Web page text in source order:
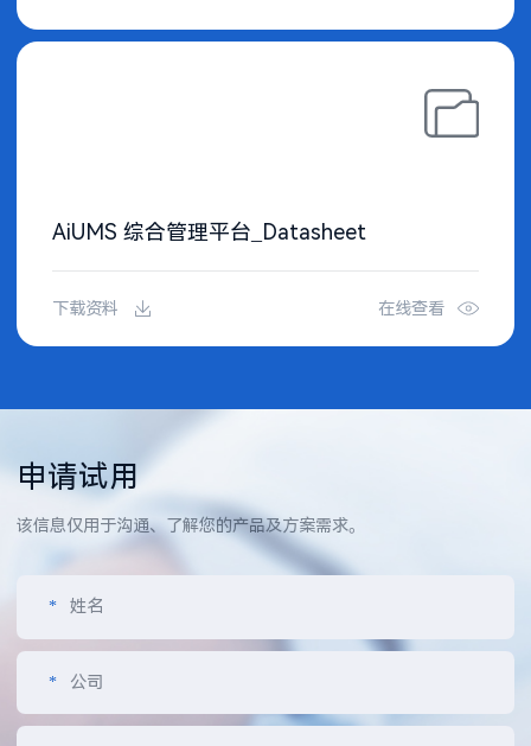
AiUMS 综合管理平台_Datasheet
下载资料 在线查看
申请试用
该信息仅用于沟通、了解您的产品及方案需求。
* 姓名
* 公司